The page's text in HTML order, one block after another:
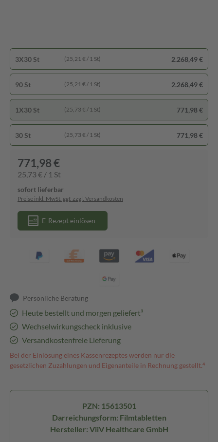
3X30 St (25,21 € / 1 St) 2.268,49 €
90 St (25,21 € / 1 St) 2.268,49 €
1X30 St (25,73 € / 1 St) 771,98 €
30 St (25,73 € / 1 St) 771,98 €
771,98 €
25,73 € / 1 St
sofort lieferbar
Preise inkl. MwSt. ggf. zzgl. Versandkosten
E-Rezept einlösen
Persönliche Beratung
Heute bestellt und morgen geliefert³
Wechselwirkungscheck inklusive
Versandkostenfreie Lieferung
Bei der Einlösung eines Kassenrezeptes werden nur die
gesetzlichen Zuzahlungen und Eigenanteile in Rechnung gestellt.⁴
PZN: 15613501
Darreichungsform: Filmtabletten
Hersteller: ViiV Healthcare GmbH